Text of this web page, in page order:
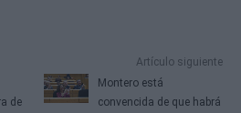
de
Artículo siguiente
Montero está
convencida de que habrá